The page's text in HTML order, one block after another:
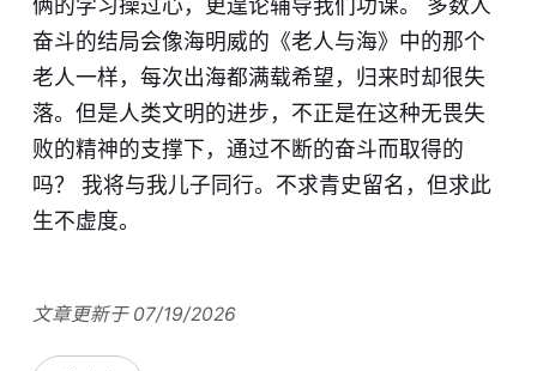
俩的学习操过心，更遑论辅导我们功课。 多数人
奋斗的结局会像海明威的《老人与海》中的那个
老人一样，每次出海都满载希望，归来时却很失
落。但是人类文明的进步，不正是在这种无畏失
败的精神的支撑下，通过不断的奋斗而取得的
吗？ 我将与我儿子同行。不求青史留名，但求此
生不虚度。
文章更新于 07/19/2026